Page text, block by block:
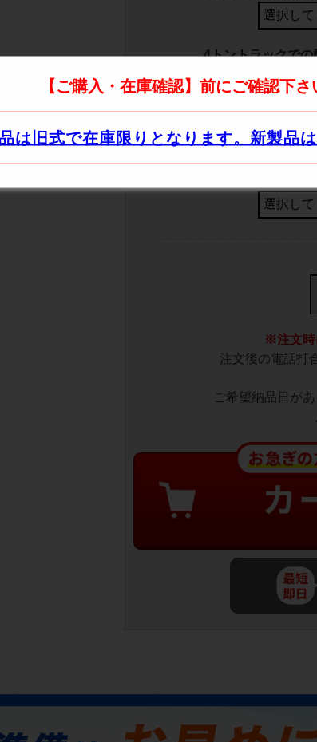
4トントラックで
配達時ご不在の場
※注文時
注文後の電話打
ご希望納品日が
【ご購入・在庫確認】前にご確認下さ
は旧式で在庫限りとなります。新製品